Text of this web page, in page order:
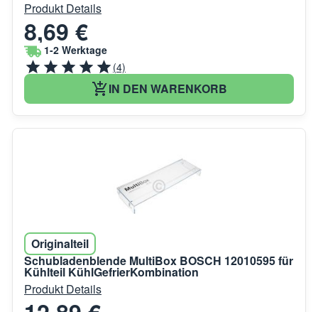
Produkt Details
8,69 €
1-2 Werktage
(4)
IN DEN WARENKORB
Originalteil
Schubladenblende MultiBox BOSCH 12010595 für
Kühlteil KühlGefrierKombination
Produkt Details